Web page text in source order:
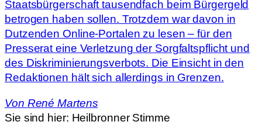
Staatsbürgerschaft tausendfach beim Bürgergeld
betrogen haben sollen. Trotzdem war davon in
Dutzenden Online-Portalen zu lesen – für den
Presserat eine Verletzung der Sorgfaltspflicht und
des Diskriminierungsverbots. Die Einsicht in den
Redaktionen hält sich allerdings in Grenzen.
Von René Martens
Sie sind hier: Heilbronner Stimme